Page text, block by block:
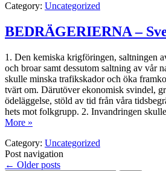
Category: Uncategorized
BEDRÄGERIERNA –
1. Den kemiska krigföringen, saltningen
och broar samt dessutom saltning av vår
skulle minska trafikskador och öka
tvärt om. Därutöver ekonomisk svindel,
ödeläggelse, stöld av tid från våra
hets mot folkgrupp. 2. Invandringen
More »
Category: Uncategorized
Post navigation
← Older posts